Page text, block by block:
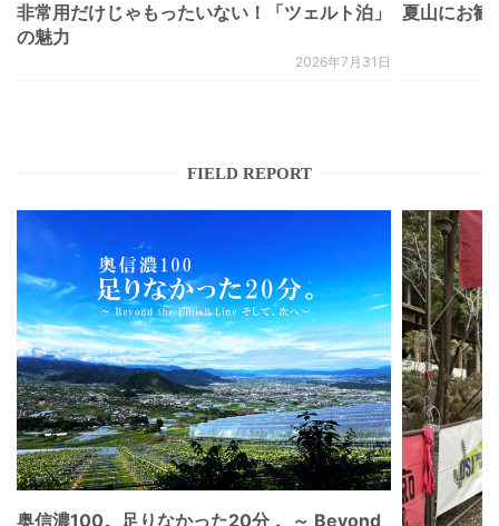
非常用だけじゃもったいない！「ツェルト泊」
の魅力
2026年7月31日
夏山にお
FIELD REPORT
奥信濃100。足りなかった20分 。～ Beyond